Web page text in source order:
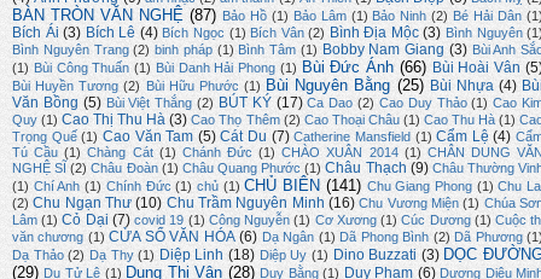
BÀN TRÒN VĂN NGHỆ (87) Bảo Hồ (1) Bảo Lâm (1) Bảo Ninh (2) Bé Hải Dân
Bích Ái (3) Bích Lê (4) Bích Ngọc (1) Bích Vân (2) Bình Địa Mộc (3) Bình Nguyên
Bình Nguyên Trang (2) binh pháp (1) Bình Tâm (1) Bobby Nam Giang (3) Bùi Anh
(1) Bùi Công Thuấn (1) Bùi Danh Hải Phong (1) Bùi Đức Ánh (66) Bùi Hoài Vân
Bùi Huyền Tương (2) Bùi Hữu Phước (1) Bùi Nguyên Bằng (25) Bùi Nhựa (4)
Văn Bồng (5) Bùi Việt Thắng (2) BÚT KÝ (17) Ca Dao (2) Cao Duy Thảo (1) Cao
Quy (1) Cao Thị Thu Hà (3) Cao Thọ Thêm (2) Cao Thoại Châu (1) Cao Thu Hà (1)
Trọng Quế (1) Cao Văn Tam (5) Cát Du (7) Catherine Mansfield (1) Cẩm Lệ (4)
Tú Cầu (1) Chàng Cát (1) Chánh Đức (1) CHÀO XUÂN 2014 (1) CHÂN DUNG
NGHỆ SĨ (2) Châu Đoàn (1) Châu Quang Phước (1) Châu Thạch (9) Châu Thường
(1) Chí Anh (1) Chính Đức (1) chủ (1) CHỦ BIÊN (141) Chu Giang Phong (1) Chu
(2) Chu Ngạn Thư (10) Chu Trầm Nguyên Minh (16) Chu Vương Miện (1) Chúa
Lâm (1) Cỏ Dại (7) covid 19 (1) Công Nguyễn (1) Cơ Xương (1) Cúc Dương (1) Cuộc
văn chương (1) CỬA SỔ VĂN HÓA (6) Dạ Ngân (1) Dã Phong Bình (2) Dã Phương
Dạ Thảo (2) Dạ Thy (1) Diệp Linh (18) Diệp Uy (1) Dino Buzzati (3) DỌC
(29) Du Tử Lê (1) Dung Thị Vân (28) Duy Bằng (1) Duy Phạm (6) Dương Diệu